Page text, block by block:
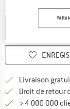
Livraison
Droit de retour
> 4 000 000